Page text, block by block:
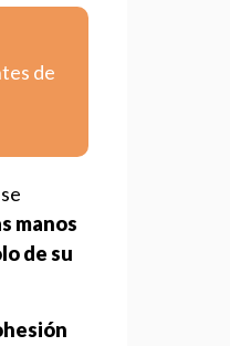
de
manos
de su